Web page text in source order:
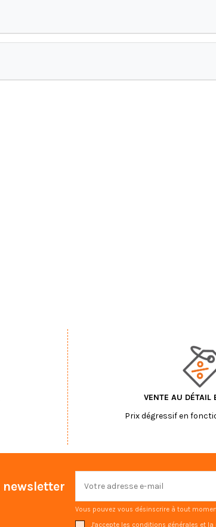
VENTE AU DÉTAIL
Prix dégressif en
newsletter
Vous pouvez vous désinscrire à tout
J'accepte les conditions générales et